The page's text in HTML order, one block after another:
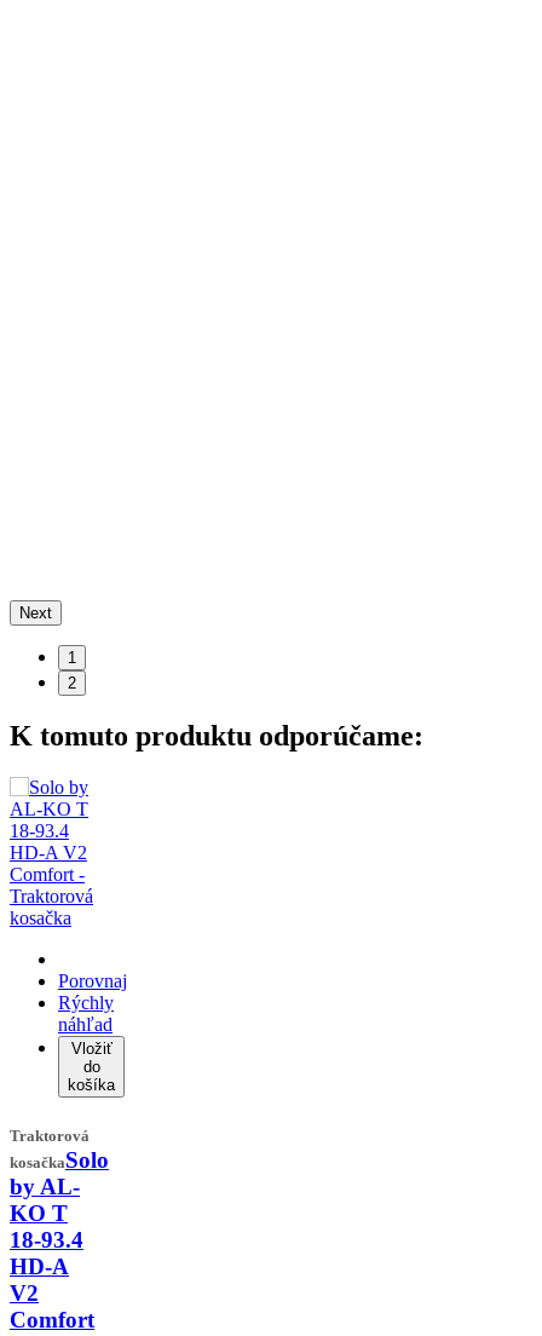
Next
1
2
K tomuto produktu odporúčame:
Porovnaj
Rýchly
náhľad
Vložiť
do
košíka
Traktorová
kosačkaSolo
by AL-
KO T
18-93.4
HD-A
V2
Comfort